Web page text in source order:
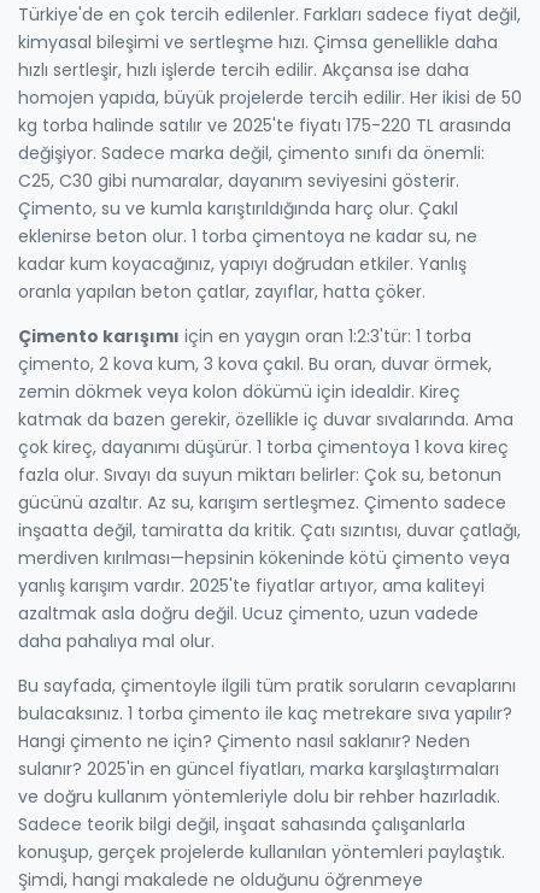
Türkiye'de en çok tercih edilenler. Farkları sadece fiyat değil,
kimyasal bileşimi ve sertleşme hızı. Çimsa genellikle daha
hızlı sertleşir, hızlı işlerde tercih edilir. Akçansa ise daha
homojen yapıda, büyük projelerde tercih edilir. Her ikisi de 50
kg torba halinde satılır ve 2025'te fiyatı 175-220 TL arasında
değişiyor. Sadece marka değil, çimento sınıfı da önemli:
C25, C30 gibi numaralar, dayanım seviyesini gösterir.
Çimento, su ve kumla karıştırıldığında harç olur. Çakıl
eklenirse beton olur. 1 torba çimentoya ne kadar su, ne
kadar kum koyacağınız, yapıyı doğrudan etkiler. Yanlış
oranla yapılan beton çatlar, zayıflar, hatta çöker.
Çimento karışımı için en yaygın oran 1:2:3'tür: 1 torba
çimento, 2 kova kum, 3 kova çakıl. Bu oran, duvar örmek,
zemin dökmek veya kolon dökümü için idealdir. Kireç
katmak da bazen gerekir, özellikle iç duvar sıvalarında. Ama
çok kireç, dayanımı düşürür. 1 torba çimentoya 1 kova kireç
fazla olur. Sıvayı da suyun miktarı belirler: Çok su, betonun
gücünü azaltır. Az su, karışım sertleşmez. Çimento sadece
inşaatta değil, tamiratta da kritik. Çatı sızıntısı, duvar çatlağı,
merdiven kırılması—hepsinin kökeninde kötü çimento veya
yanlış karışım vardır. 2025'te fiyatlar artıyor, ama kaliteyi
azaltmak asla doğru değil. Ucuz çimento, uzun vadede
daha pahalıya mal olur.
Bu sayfada, çimentoyle ilgili tüm pratik soruların cevaplarını
bulacaksınız. 1 torba çimento ile kaç metrekare sıva yapılır?
Hangi çimento ne için? Çimento nasıl saklanır? Neden
sulanır? 2025'in en güncel fiyatları, marka karşılaştırmaları
ve doğru kullanım yöntemleriyle dolu bir rehber hazırladık.
Sadece teorik bilgi değil, inşaat sahasında çalışanlarla
konuşup, gerçek projelerde kullanılan yöntemleri paylaştık.
Şimdi, hangi makalede ne olduğunu öğrenmeye